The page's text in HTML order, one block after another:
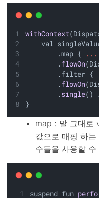
withContext
val
        .map {
...
        .
flowOn
        .filter {
        .
flowOn
        .
single()
}
map : 말 그대로
값으로 매핑 하
수들을 사용할 수
suspend fun